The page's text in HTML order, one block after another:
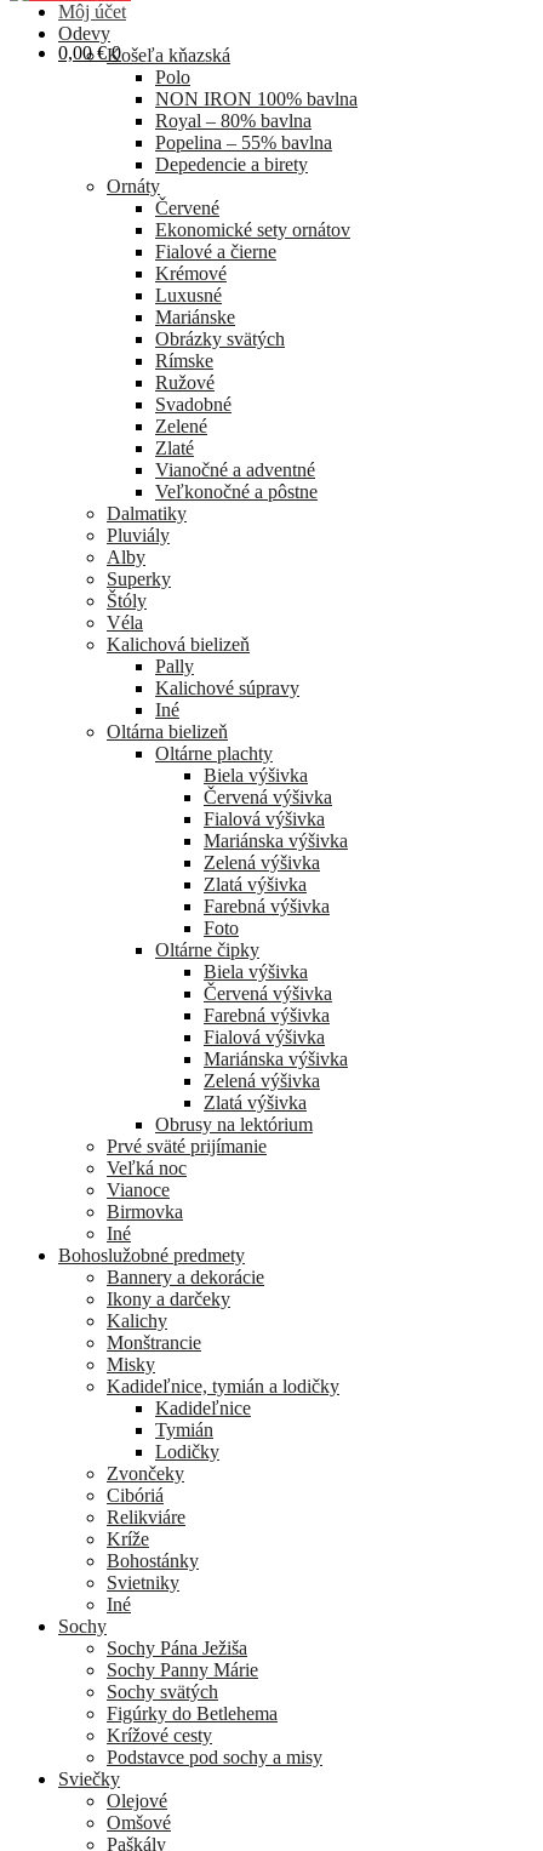
Môj účet
0,00€ 0
Odevy
Košeľa kňazská
Polo
NON IRON 100% bavlna
Royal – 80% bavlna
Popelina – 55% bavlna
Depedencie a birety
Ornáty
Červené
Ekonomické sety ornátov
Fialové a čierne
Krémové
Luxusné
Mariánske
Obrázky svätých
Rímske
Ružové
Svadobné
Zelené
Zlaté
Vianočné a adventné
Veľkonočné a pôstne
Dalmatiky
Pluviály
Alby
Superky
Štóly
Véla
Kalichová bielizeň
Pally
Kalichové súpravy
Iné
Oltárna bielizeň
Oltárne plachty
Biela výšivka
Červená výšivka
Fialová výšivka
Mariánska výšivka
Zelená výšivka
Zlatá výšivka
Farebná výšivka
Foto
Oltárne čipky
Biela výšivka
Červená výšivka
Farebná výšivka
Fialová výšivka
Mariánska výšivka
Zelená výšivka
Zlatá výšivka
Obrusy na lektórium
Prvé sväté prijímanie
Veľká noc
Vianoce
Birmovka
Iné
Bohoslužobné predmety
Bannery a dekorácie
Ikony a darčeky
Kalichy
Monštrancie
Misky
Kadideľnice, tymián a lodičky
Kadideľnice
Tymián
Lodičky
Zvončeky
Cibóriá
Relikviáre
Kríže
Bohostánky
Svietniky
Iné
Sochy
Sochy Pána Ježiša
Sochy Panny Márie
Sochy svätých
Figúrky do Betlehema
Krížové cesty
Podstavce pod sochy a misy
Sviečky
Olejové
Omšové
Paškály